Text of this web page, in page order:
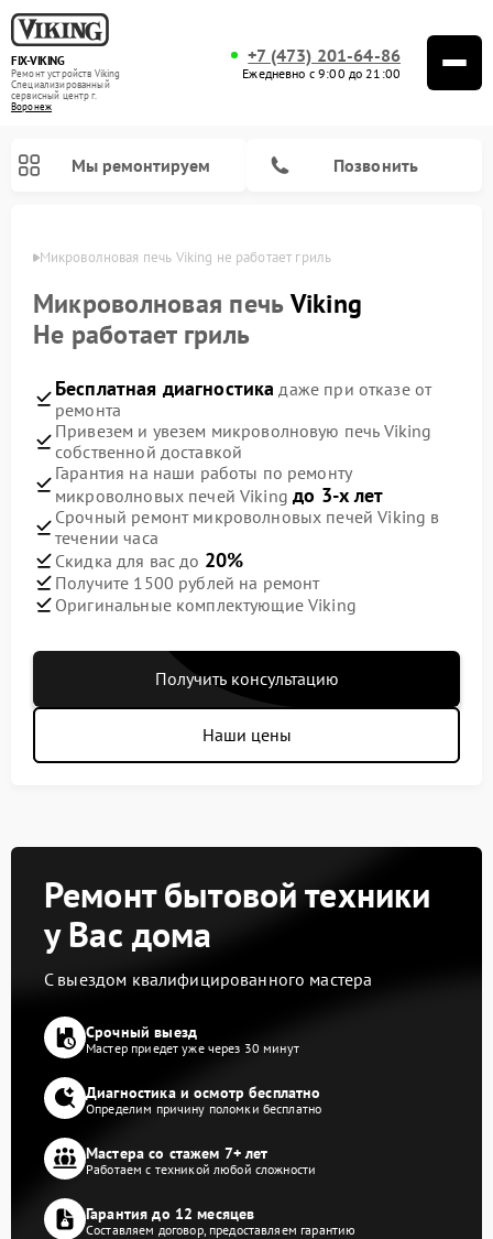
FIX-VIKING
Ремонт устройств Viking
Специализированный
cервисный центр г.
Воронеж
+7 (473) 201-64-86
Ежедневно с 9:00 до 21:00
Мы ремонтируем Позвонить
Микроволновая печь Viking не работает гриль
Микроволновая печьViking
Не работает гриль
Бесплатная диагностика даже при отказе от
ремонта
Привезем и увезем микроволновую печь Viking
собственной доставкой
Гарантия на наши работы по ремонту
микроволновых печей Vikingдо 3-х лет
Срочный ремонт микроволновых печей Viking в
течении часа
Скидка для вас до 20%
Получите 1500 рублей на ремонт
Оригинальные комплектующие Viking
Получить консультацию
Наши цены
Ремонт бытовой техники
у Вас дома
С выездом квалифицированного мастера
Срочный выезд
Мастер приедет уже через 30 минут
Диагностика и осмотр бесплатно
Определим причину поломки бесплатно
Мастера со стажем 7+ лет
Работаем с техникой любой сложности
Гарантия до 12 месяцев
Составляем договор, предоставляем гарантию